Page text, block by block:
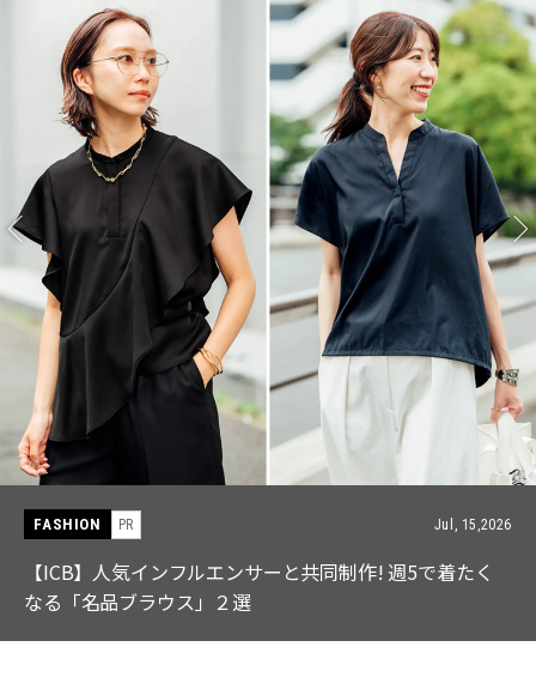
FASHION PR Jul, 15,2026
【ICB】人気インフルエンサーと共同制作! 週5で着たく
なる「名品ブラウス」２選